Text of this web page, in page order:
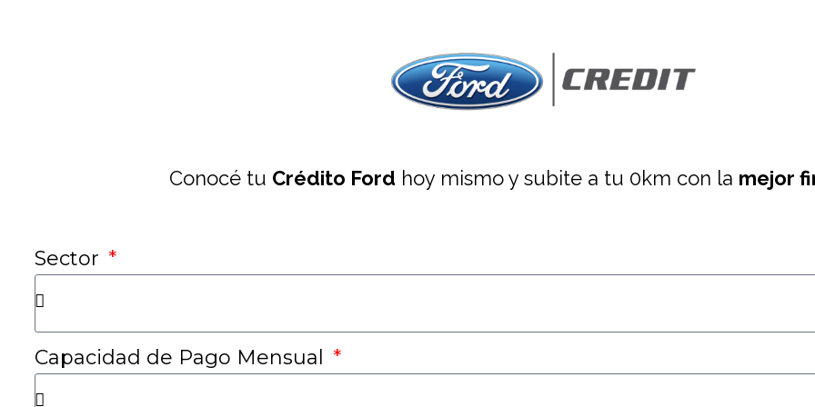
Conocé tu Crédito Ford hoy mismo y subite a tu 0km con la mejor
Sector
Capacidad de Pago Mensual